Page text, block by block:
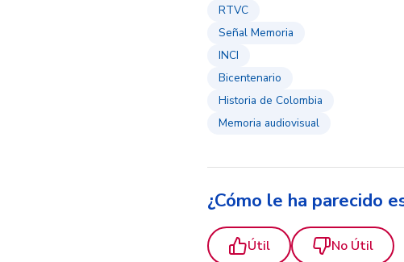
RTVC
Señal Memoria
INCI
Bicentenario
Historia de Colombia
Memoria audiovisual
¿Cómo le ha parecido
Útil No Útil